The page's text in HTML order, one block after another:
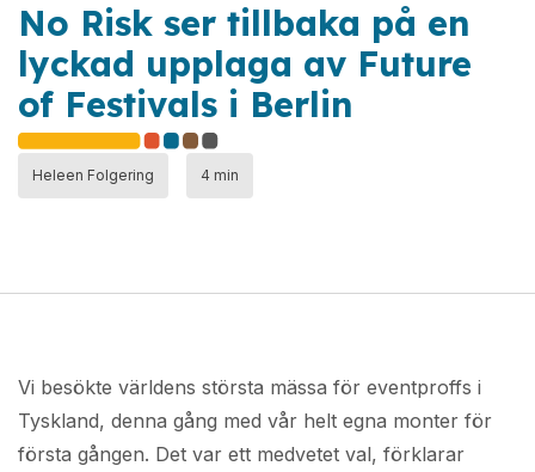
No Risk ser tillbaka på en
lyckad upplaga av Future
of Festivals i Berlin
Heleen Folgering 4 min
Vi besökte världens största mässa för eventproffs i
Tyskland, denna gång med vår helt egna monter för
första gången. Det var ett medvetet val, förklarar